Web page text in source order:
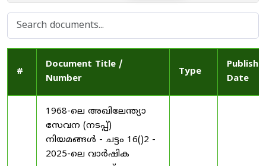
#
Document Title /
Number
Type
Date
1968-ലെ അഖിലേന്ത്യാ
സേവന (നടപ്പ്)
നിയമങ്ങൾ - ചട്ടം 16()2 -
2025-ലെ വാർഷിക